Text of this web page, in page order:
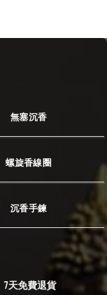
無塞沉香
螺旋香線圈
沉香手鍊
7天免費退貨